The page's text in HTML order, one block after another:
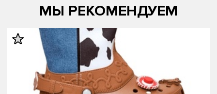
МЫ РЕКОМЕНДУЕМ